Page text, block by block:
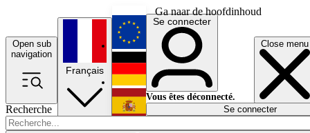
Ga naar de hoofdinhoud
Open sub
navigation
Close menu
Recherche
Français
English
Deutsch
Español
Se connecter
Vous êtes déconnecté.
Se connecter